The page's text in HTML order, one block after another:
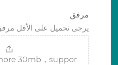
مرفق
يرجى تحميل على الأقل
30mb，suppor